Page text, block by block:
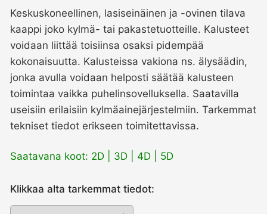
Keskuskoneellinen, lasiseinäinen ja -ovinen tilava
kaappi joko kylmä- tai pakastetuotteille. Kalusteet
voidaan liittää toisiinsa osaksi pidempää
kokonaisuutta. Kalusteissa vakiona ns. älysäädin,
jonka avulla voidaan helposti säätää kalusteen
toimintaa vaikka puhelinsovelluksella. Saatavilla
useisiin erilaisiin kylmäainejärjestelmiin. Tarkemmat
tekniset tiedot erikseen toimitettavissa.
Saatavana koot: 2D | 3D | 4D | 5D
Klikkaa alta tarkemmat tiedot: